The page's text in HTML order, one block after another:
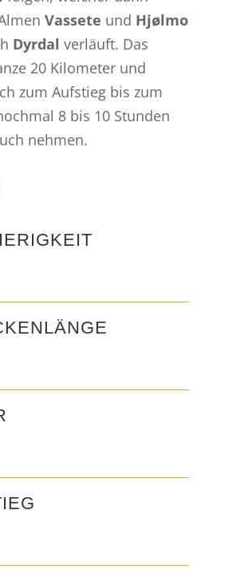
Vassete und Hjølmo
Dyrdal verläuft. Das
20 Kilometer und
zum Aufstieg bis zum
8 bis 10 Stunden
nehmen.